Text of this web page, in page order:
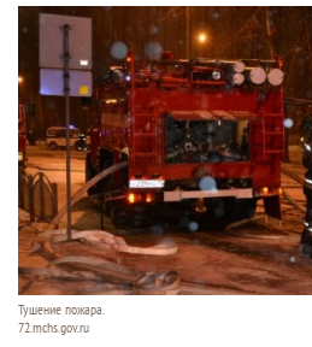
Тушение пожара.
72.mchs.gov.ru